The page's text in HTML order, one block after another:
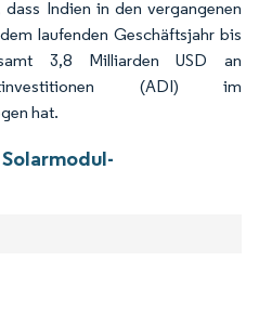
Indien in den vergangenen
laufenden Geschäftsjahr bis
3,8 Milliarden USD an
(ADI) im
hat.